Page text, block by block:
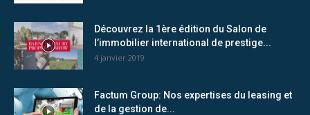
Découvrez la 1ère édition du Salon de
l’immobilier international de prestige...
4 janvier 2019
Factum Group: Nos expertises du leasing et
de la gestion de...